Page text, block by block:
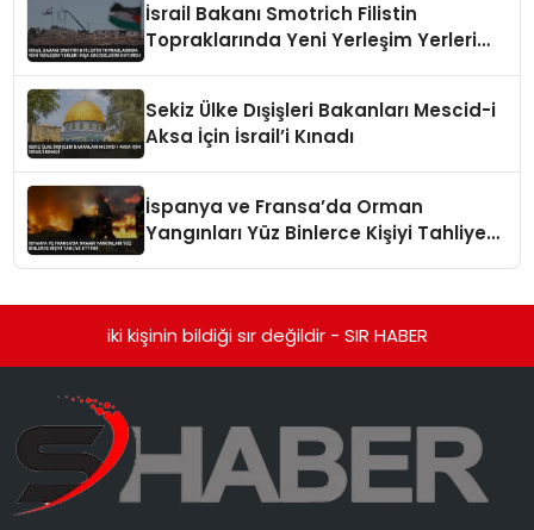
İsrail Bakanı Smotrich Filistin
Topraklarında Yeni Yerleşim Yerleri
Sekiz Ülke Dışişleri Bakanları Mescid-i
Aksa İçin İsrail’i Kınadı
İspanya ve Fransa’da Orman
Yangınları Yüz Binlerce Kişiyi Tahliye
iki kişinin bildiği sır değildir - SIR HABER